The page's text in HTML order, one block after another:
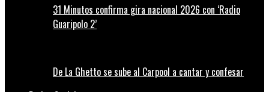
31 Minutos confirma gira nacional 2026 con ‘Radio
Guaripolo 2’
De La Ghetto se sube al Carpool a cantar y confesar